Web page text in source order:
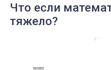
Что если
тяжело?